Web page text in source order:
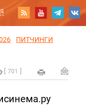
ПИТЧИНГИ
701